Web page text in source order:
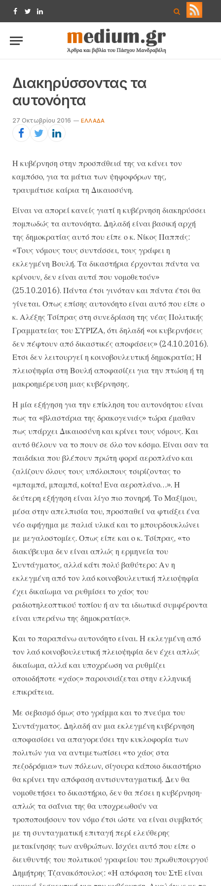
Facebook
TwitterLinkedIn
Διακηρύσσοντας τα
αυτονόητα
27 Οκτωβρίου 2016 ΕΛΛΆΔΑ
Η κυβέρνηση στην προσπάθειά της να κάνει τον
καμπόσο, για τα μάτια των ψηφοφόρων της,
τραυμάτισε καίρια τη Δικαιοσύνη.
Ε​​ίναι να απορεί κανείς γιατί η κυβέρνηση διακηρύσσει
πομπωδώς τα αυτονόητα. Δηλαδή είναι βασική αρχή
της δημοκρατίας αυτό που είπε ο κ. Νίκος Παππάς:
«Τους νόμους τους συντάσσει, τους γράφει η
εκλεγμένη Βουλή. Τα δικαστήρια έρχονται πάντα να
κρίνουν, δεν είναι αυτά που νομοθετούν»
(25.10.2016). Πάντα έτσι γινόταν και πάντα έτσι θα
γίνεται. Οπως επίσης αυτονόητο είναι αυτό που είπε ο
κ. Αλέξης Τσίπρας στη συνεδρίαση της νέας Πολιτικής
Γραμματείας του ΣΥΡΙΖΑ, ότι δηλαδή «οι κυβερνήσεις
δεν πέφτουν από δικαστικές αποφάσεις» (24.10.2016).
Ετσι δεν λειτουργεί η κοινοβουλευτική δημοκρατία; Η
πλειοψηφία στη Βουλή αποφασίζει για την πτώση ή τη
μακροημέρευση μιας κυβέρνησης.
Η μία εξήγηση για την επίκληση του αυτονόητου είναι
πως τα «βλαστάρια της δρακογενιάς» τώρα έμαθαν
πως υπάρχει Δικαιοσύνη και κρίνει τους νόμους. Και
αυτό θέλουν να το πουν σε όλο τον κόσμο. Είναι σαν τα
παιδάκια που βλέπουν πρώτη φορά αεροπλάνο και
ζαλίζουν όλους τους υπόλοιπους τσιρίζοντας το
«μπαμπά, μπαμπά, κοίτα! Ενα αεροπλάνο…». Η
δεύτερη εξήγηση είναι λίγο πιο πονηρή. Το Μαξίμου,
μέσα στην απελπισία του, προσπαθεί να φτιάξει ένα
νέο αφήγημα με παλιά υλικά και το μπουρδουκλώνει
με μεγαλοστομίες. Οπως είπε και ο κ. Τσίπρας, «το
διακύβευμα δεν είναι απλώς η ερμηνεία του
Συντάγματος, αλλά κάτι πολύ βαθύτερο: Αν η
εκλεγμένη από τον λαό κοινοβουλευτική πλειοψηφία
έχει δικαίωμα να ρυθμίσει το χάος του
ραδιοτηλεοπτικού τοπίου ή αν τα ιδιωτικά συμφέροντα
είναι υπεράνω της δημοκρατίας».
Και το παραπάνω αυτονόητο είναι. Η εκλεγμένη από
τον λαό κοινοβουλευτική πλειοψηφία δεν έχει απλώς
δικαίωμα, αλλά και υποχρέωση να ρυθμίζει
οποιοδήποτε «χάος» παρουσιάζεται στην ελληνική
επικράτεια.
Με σεβασμό όμως στο γράμμα και το πνεύμα του
Συντάγματος. Δηλαδή αν μια εκλεγμένη κυβέρνηση
αποφασίσει να απαγορεύσει την κυκλοφορία των
πολιτών για να αντιμετωπίσει «το χάος στα
πεζοδρόμια» των πόλεων, σίγουρα κάποιο δικαστήριο
θα κρίνει την απόφαση αντισυνταγματική. Δεν θα
νομοθετήσει το δικαστήριο, δεν θα πέσει η κυβέρνηση·
απλώς τα σαΐνια της θα υποχρεωθούν να
τροποποιήσουν τον νόμο έτσι ώστε να είναι συμβατός
με τη συνταγματική επιταγή περί ελεύθερης
μετακίνησης των ανθρώπων. Ισχύει αυτό που είπε ο
διευθυντής του πολιτικού γραφείου του πρωθυπουργού
Δημήτρης Τζανακόπουλος: «Η απόφαση του ΣτΕ είναι